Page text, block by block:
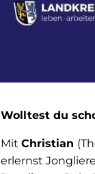
Wolltest du
Mit Christian
erlernst